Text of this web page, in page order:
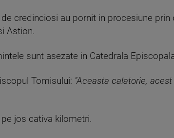
credinciosi au pornit in procesiune
Astion.
sunt asezate in Catedrala
Tomisului: "Aceasta calatorie,
jos cativa kilometri.